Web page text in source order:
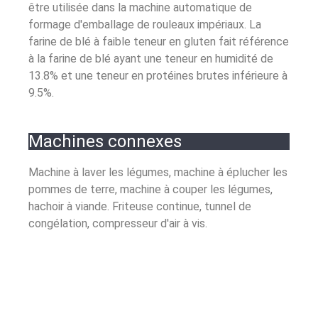
être utilisée dans la machine automatique de
formage d'emballage de rouleaux impériaux. La
farine de blé à faible teneur en gluten fait référence
à la farine de blé ayant une teneur en humidité de
13.8% et une teneur en protéines brutes inférieure à
9.5%.
Machines connexes
Machine à laver les légumes, machine à éplucher les
pommes de terre, machine à couper les légumes,
hachoir à viande. Friteuse continue, tunnel de
congélation, compresseur d'air à vis.